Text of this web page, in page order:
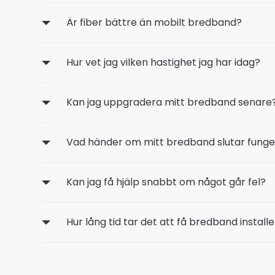
Är fiber bättre än mobilt bredband?
Hur vet jag vilken hastighet jag har idag?
Kan jag uppgradera mitt bredband
Vad händer om mitt bredband slutar
Kan jag få hjälp snabbt om något går fel?
Hur lång tid tar det att få bredband